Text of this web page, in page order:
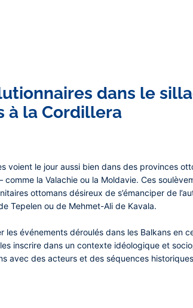
dans le
à la Cordillera
voient le jour aussi bien dans des provinces
la Valachie ou la Moldavie. Ces
ottomans désireux de s’émanciper de
Tepelen ou de Mehmet-Ali de Kavala.
les événements déroulés dans les Balkans en
inscrire dans un contexte idéologique et
avec des acteurs et des séquences